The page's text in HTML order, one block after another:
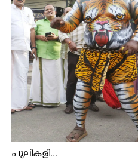
പുലികളി...